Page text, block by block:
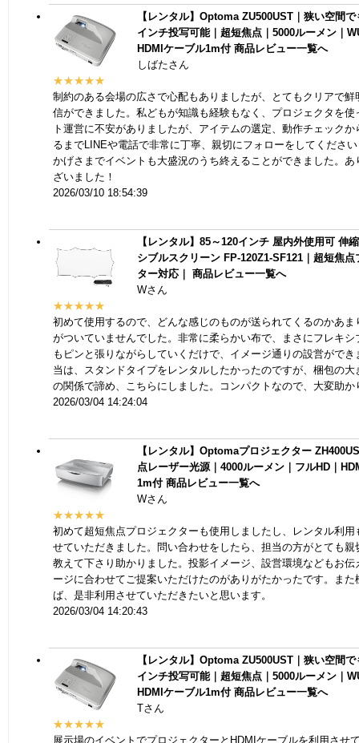
【レンタル】Optoma ZU500UST｜狭い空間で
インチ投写可能｜超短焦点｜5000ルーメン｜
HDMIケーブル1m付 商品レビュー一覧へ
しばたさん
★★★★★
制約のある会場の広さで心配もありましたが、とてもクリアで鮮
信ができました。私どもが知識も経験もなく、プロジェクタを使
ト運営に不安がありましたが、アイテムの選定、動作チェックか
るまでLINEや電話で非常に丁寧、親切にフォローをしてくださ
かげさまでイベントも大盛況のうち終えることができました。あ
ざいました！
2026/03/10 18:54:39
【レンタル】85～120インチ 屋内外使用可 伸
シブルスクリーン FP-120Z1-SF121｜超短焦点
ター対応｜
商品レビュー一覧へ
Wさん
★★★★★
初めて使用するので、どんな感じのものが送られてくるのかあま
がついていませんでした。非常に柔らかい布で、まさにフレキシ
もピンと張りながらしていくだけで、イメージ通りの設営ができ
当は、スタンドタイプをレンタルしたかったのですが、梱包の大
の関係で諦め、こちらにしました。コンパクトなので、大変助か
2026/03/04 14:24:04
【レンタル】Optomaプロジェクター
点レーザー光源｜4000ルーメン｜フルHD｜
1m付 商品レビュー一覧へ
Wさん
★★★★★
初めて超短焦点プロジェクターも使用しましたし、レンタル利用
せていただきました。問い合わせをしたら、担当の方がとても親
教えて下さり助かりました。投影イメージ、設営環境などもお伝
ージに合わせてご提案いただけたのがありがたかったです。また
ば、是非利用させていただきたいと思います。
2026/03/04 14:20:43
【レンタル】Optoma ZU500UST｜狭い空間で
インチ投写可能｜超短焦点｜5000ルーメン｜
HDMIケーブル1m付 商品レビュー一覧へ
Tさん
★★★★★
展示場のイベントでプロジェクターとHDMIケーブルを利用させ